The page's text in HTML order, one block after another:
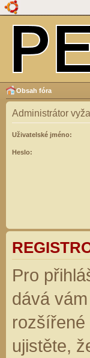
Obsah fóra
Administrátor
Uživatelské jméno:
Heslo:
Pro
dává
ujistěte,